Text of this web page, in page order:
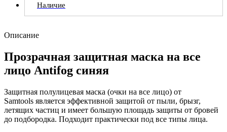
Наличие
Описание
Прозрачная защитная маска на все
лицо Antifog синяя
Защитная полулицевая маска (очки на все лицо) от
Samtools является эффективной защитой от пыли, брызг,
летящих частиц и имеет большую площадь защиты от бровей
до подбородка. Подходит практически под все типы лица.